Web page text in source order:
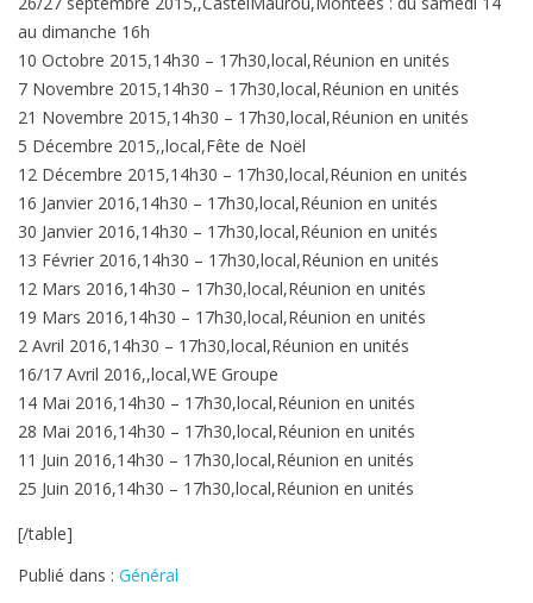
au dimanche 16h
10 Octobre 2015,14h30 – 17h30,local,Réunion en unités
7 Novembre 2015,14h30 – 17h30,local,Réunion en unités
21 Novembre 2015,14h30 – 17h30,local,Réunion en unités
5 Décembre 2015,,local,Fête de Noël
12 Décembre 2015,14h30 – 17h30,local,Réunion en unités
16 Janvier 2016,14h30 – 17h30,local,Réunion en unités
30 Janvier 2016,14h30 – 17h30,local,Réunion en unités
13 Février 2016,14h30 – 17h30,local,Réunion en unités
12 Mars 2016,14h30 – 17h30,local,Réunion en unités
19 Mars 2016,14h30 – 17h30,local,Réunion en unités
2 Avril 2016,14h30 – 17h30,local,Réunion en unités
16/17 Avril 2016,,local,WE Groupe
14 Mai 2016,14h30 – 17h30,local,Réunion en unités
28 Mai 2016,14h30 – 17h30,local,Réunion en unités
11 Juin 2016,14h30 – 17h30,local,Réunion en unités
25 Juin 2016,14h30 – 17h30,local,Réunion en unités
[/table]
Publié dans : Général